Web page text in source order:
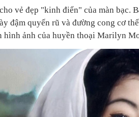
vẻ đẹp "kinh điển" của màn bạc.
đậm quyến rũ và đường cong cơ
hình ảnh của huyền thoại Marilyn